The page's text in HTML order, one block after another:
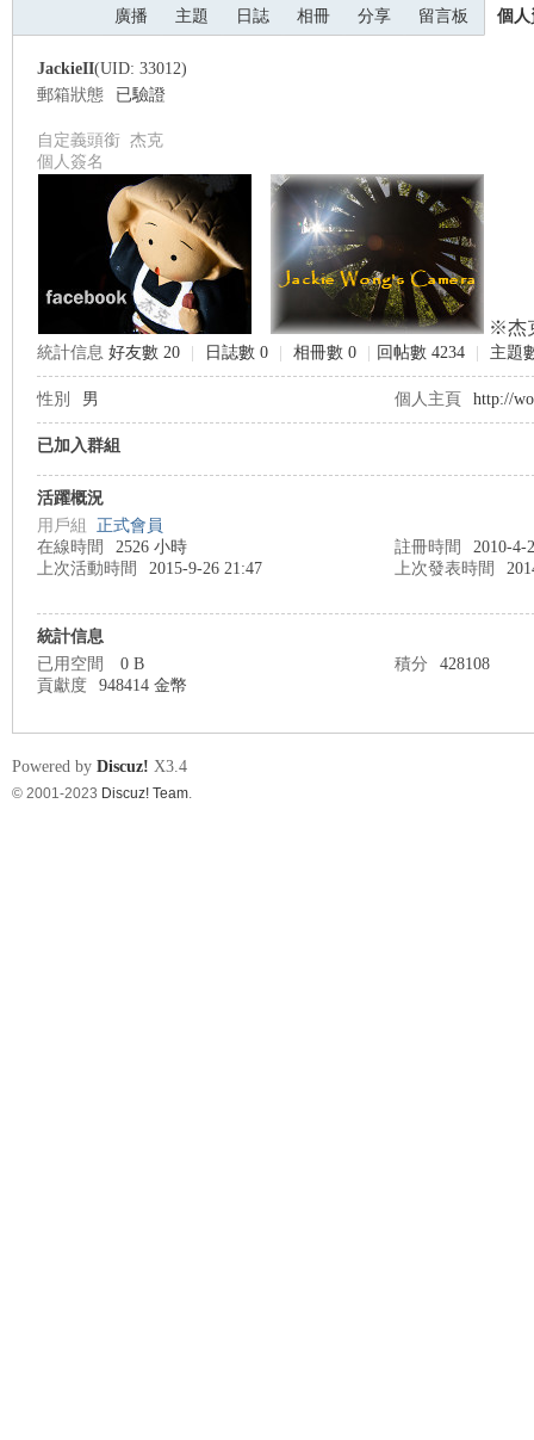
廣播 主題 日誌 相冊 分享 留言板 個人
JackieII(UID: 33012)
郵箱狀態
已驗證
自定義頭銜 杰克
個人簽名
※杰
統計信息 好友數 20 日誌數 0 相冊數 0 回帖數 4234 主題
性別 男 個人主頁 http://
已加入群組
活躍概況
用戶組 正式會員
在線時間
2526 小時 註冊時間
2010-4-
上次活動時間
2015-9-26 21:47 上次發表時間
統計信息
已用空間
0 B 積分
428108
貢獻度
948414 金幣
Powered by Discuz! X3.4
© 2001-2023 Discuz! Team.